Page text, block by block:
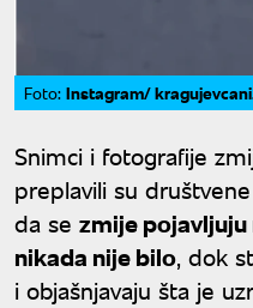
Foto: Instagram/
Snimci i fotografije
preplavili su
da se zmije
nikada nije bilo, dok
i objašnjavaju šta je